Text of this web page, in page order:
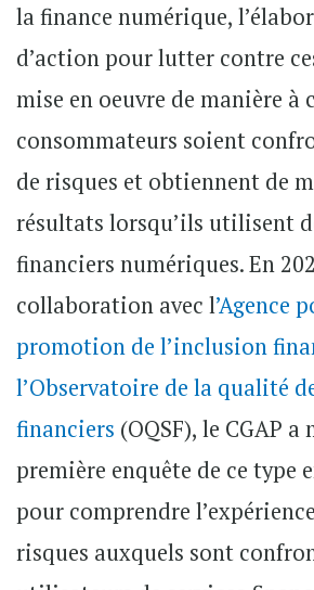
la finance numérique,
d’action pour lutter contre
mise en oeuvre de manière à
consommateurs soient
de risques et obtiennent de
résultats lorsqu’ils utilisent
financiers numériques. En
collaboration avec l’Agence
promotion de l’inclusion
l’Observatoire de la qualité
financiers (OQSF), le CGAP a
première enquête de ce type
pour comprendre
risques auxquels sont